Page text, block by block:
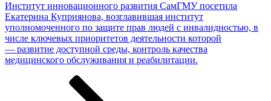
Институт инновационного развития СамГМУ посетила
Екатерина Куприянова, возглавившая институт
уполномоченного по защите прав людей с инвалидностью, в
числе ключевых приоритетов деятельности которой
— развитие доступной среды, контроль качества
медицинского обслуживания и реабилитации.